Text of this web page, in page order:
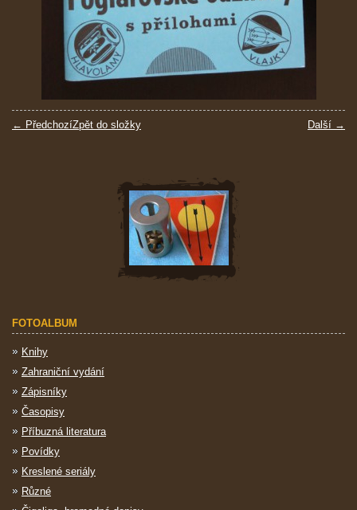
← Předchozí Další →
Zpět do složky
FOTOALBUM
Knihy
Zahraniční vydání
Zápisníky
Časopisy
Příbuzná literatura
Povídky
Kreslené seriály
Různé